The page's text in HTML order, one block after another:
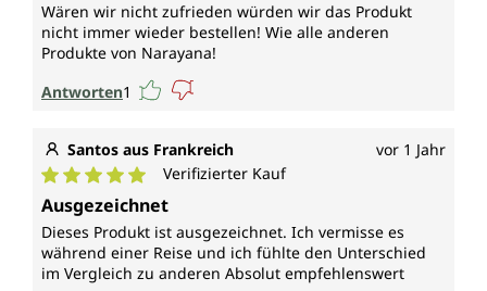
Wären wir nicht zufrieden würden wir das Produkt
nicht immer wieder bestellen! Wie alle anderen
Produkte von Narayana!
Antworten1
Santos aus Frankreich vor 1 Jahr
Durchschnittliche Bewertung von 5 von 5 Sternen
Verifizierter Kauf
Ausgezeichnet
Dieses Produkt ist ausgezeichnet. Ich vermisse es
während einer Reise und ich fühlte den Unterschied
im Vergleich zu anderen Absolut empfehlenswert